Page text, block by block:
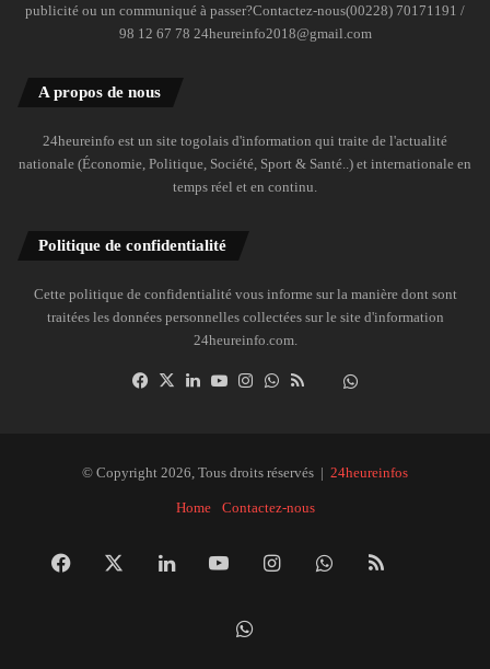
publicité ou un communiqué à passer?Contactez-nous(00228) 70171191 /
98 12 67 78 24heureinfo2018@gmail.com
A propos de nous
24heureinfo est un site togolais d'information qui traite de l'actualité
nationale (Économie, Politique, Société, Sport & Santé..) et internationale en
temps réel et en continu.
Politique de confidentialité
Cette politique de confidentialité vous informe sur la manière dont sont
traitées les données personnelles collectées sur le site d'information
24heureinfo.com.
Facebook
X LinkedinYouTubeInstagramWhatsAppDailymotion
© Copyright 2026, Tous droits réservés | 24heureinfos
Home Contactez-nous
Facebook LinkedinYouTubeInstagramWhatsApp
RSS